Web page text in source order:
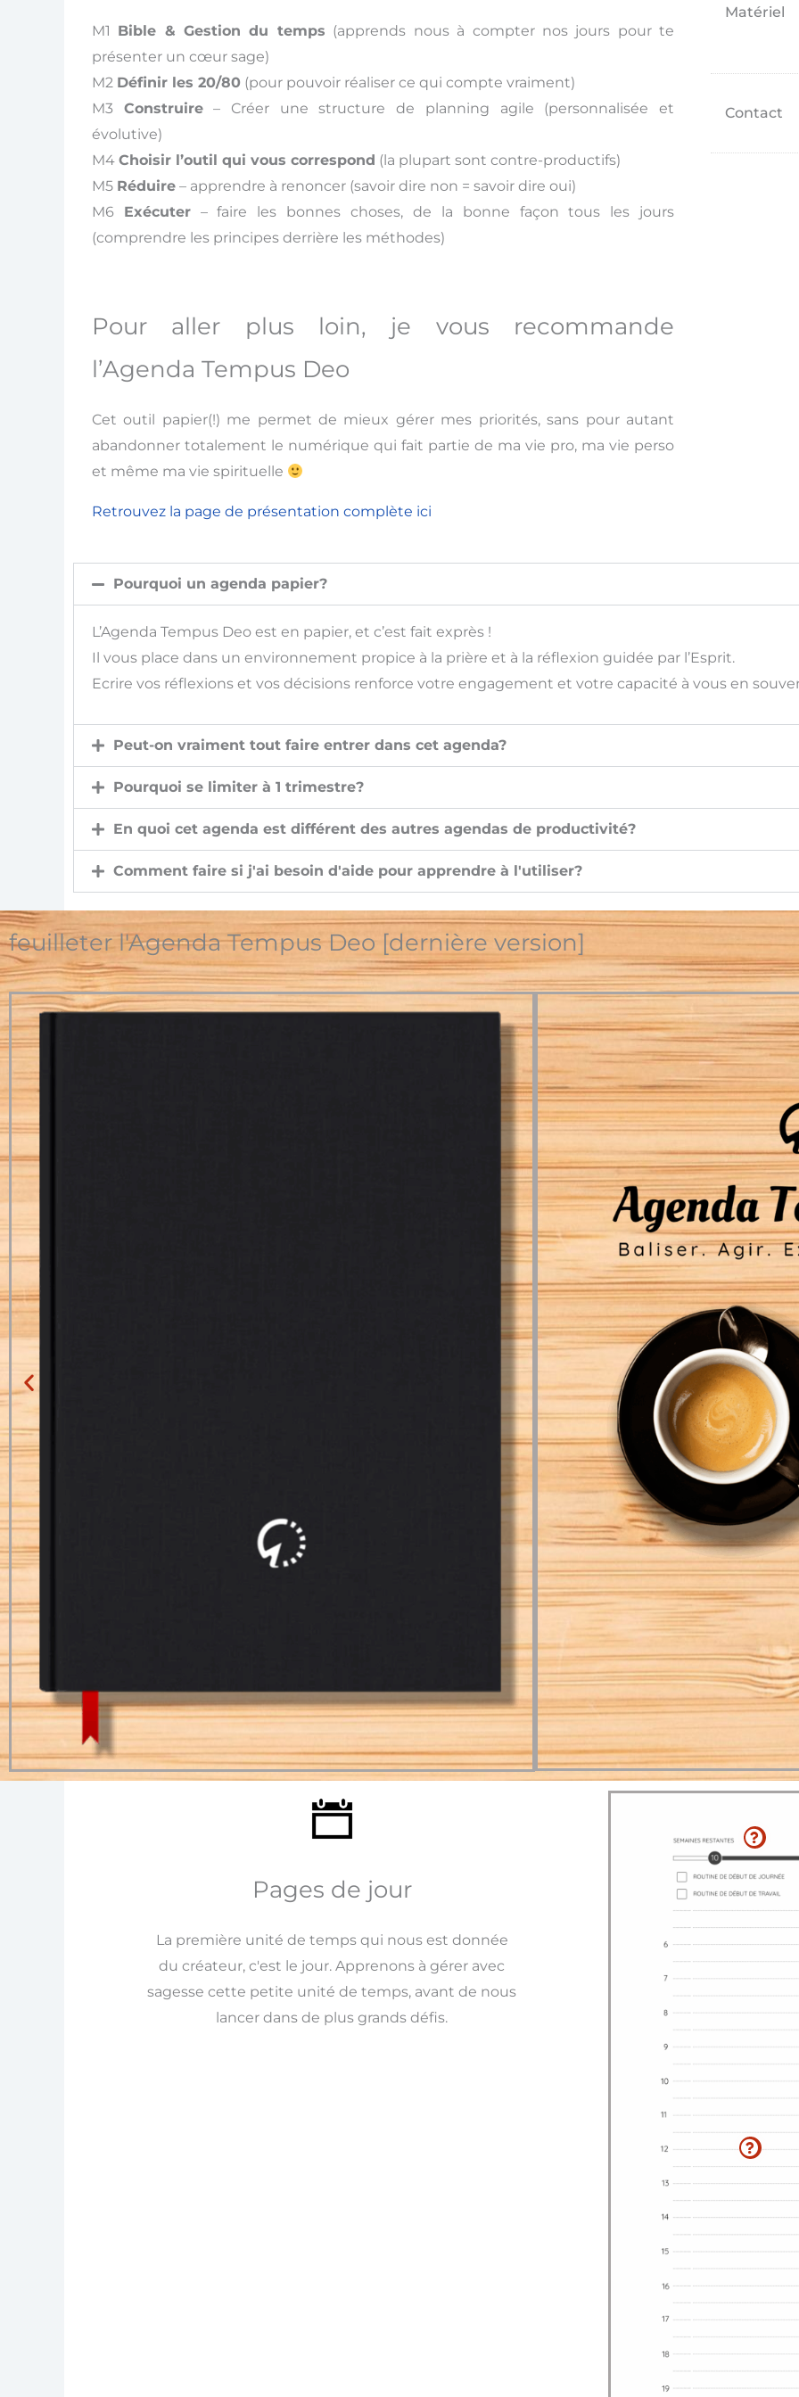
compte
M1 Bible & Gestion du temps (apprends nous à compter nos jours pour te
présenter un cœur sage)
M2 Définir les 20/80(pour pouvoir réaliser ce qui compte vraiment)
M3 Construire– Créer une structure de planning agile (personnalisée et
évolutive)
M4 Choisir l’outil qui vous correspond (la plupart sont contre-productifs)
M5 Réduire– apprendre à renoncer (savoir dire non = savoir dire oui)
M6 Exécuter– faire les bonnes choses, de la bonne façon tous les jours
(comprendre les principes derrière les méthodes)
Pour aller plus loin, je vous recommande
l’Agenda Tempus Deo
Cet outil papier(!) me permet de mieux gérer mes priorités, sans pour autant
abandonner totalement le numérique qui fait partie de ma vie pro, ma vie perso
et même ma vie spirituelle
Retrouvez la page de présentation complète ici
Matériel
Contact
Pourquoi un agenda papier?
L’Agenda Tempus Deo est en papier, et c’est fait exprès !
Il vous place dans un environnement propice à la prière et à la réflexion guidée par l’Esprit.
Ecrire vos réflexions et vos décisions renforce votre engagement et votre capacité à vous en
Peut-on vraiment tout faire entrer dans cet agenda?
Pourquoi se limiter à 1 trimestre?
En quoi cet agenda est différent des autres agendas de productivité?
Comment faire si j'ai besoin d'aide pour apprendre à l'utiliser?
feuilleter l'Agenda Tempus Deo [dernière version]
Pages de jour
La première unité de temps qui nous est donnée
du créateur, c'est le jour. Apprenons à gérer avec
sagesse cette petite unité de temps, avant de nous
lancer dans de plus grands défis.